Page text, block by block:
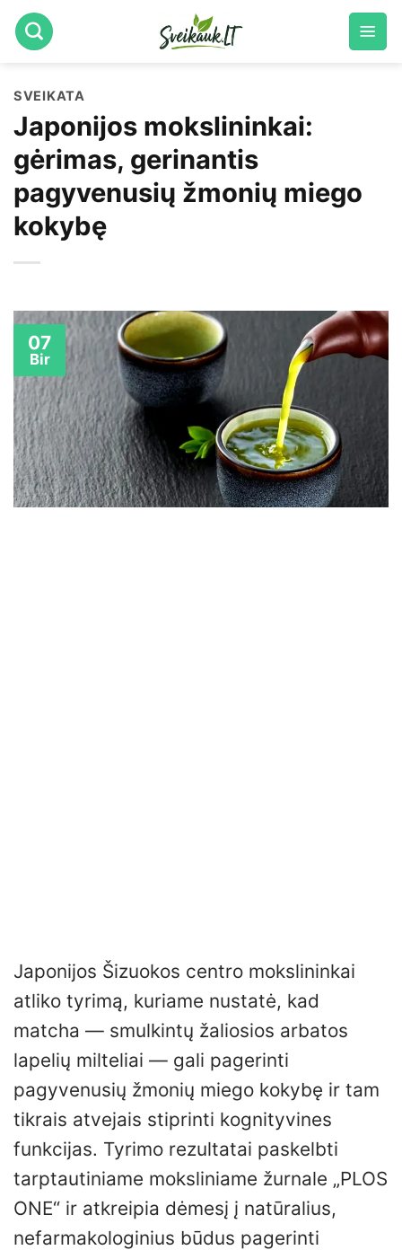
Skip
to
SVEIKATA
Japonijos mokslininkai:
gėrimas, gerinantis
pagyvenusių žmonių miego
kokybę
07
Bir
Japonijos Šizuokos centro mokslininkai
atliko tyrimą, kuriame nustatė, kad
matcha — smulkintų žaliosios arbatos
lapelių milteliai — gali pagerinti
pagyvenusių žmonių miego kokybę ir tam
tikrais atvejais stiprinti kognityvines
funkcijas. Tyrimo rezultatai paskelbti
tarptautiniame moksliniame žurnale „PLOS
ONE“ ir atkreipia dėmesį į natūralius,
nefarmakologinius būdus pagerinti